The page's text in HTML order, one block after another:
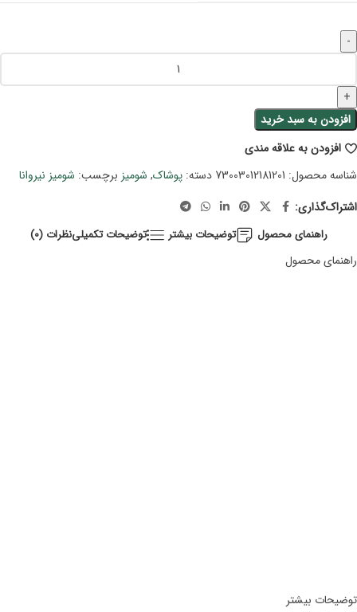
افزودن به سبد خرید
افزودن به علاقه مندی
شناسه محصول: 73003012181201 دسته: پوشاک, شومیز برچسب: شومیز نیروانا
اشتراک‌گذاری:
راهنمای محصول توضیحات بیشتر توضیحات تکمیلینظرات (0)
راهنمای محصول
توضیحات بیشتر